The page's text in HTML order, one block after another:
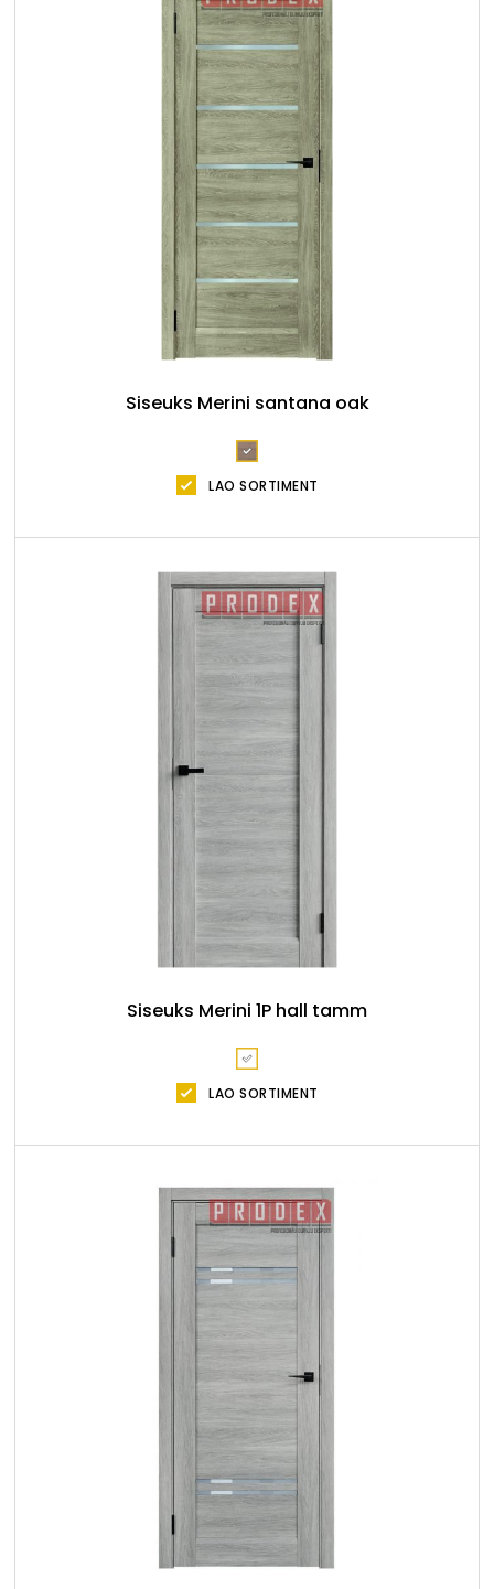
Siseuks Merini santana oak
LAO SORTIMENT
Siseuks Merini 1P hall tamm
LAO SORTIMENT